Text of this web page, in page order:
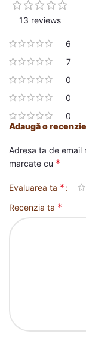
13 reviews
6
7
0
0
0
Adaugă o recenzie
Adresa ta de email
marcate cu *
Evaluarea ta *
Recenzia ta *